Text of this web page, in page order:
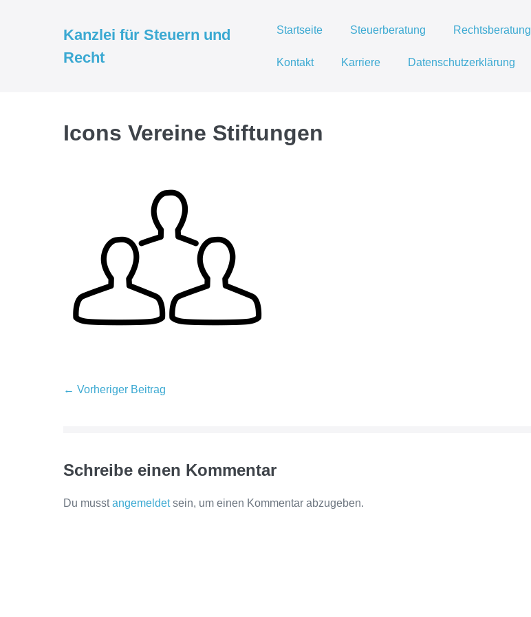
Kanzlei für Steuern und
Recht
Startseite Steuerberatung Rechtsberatung
Kontakt Karriere Datenschutzerklärung
Icons Vereine Stiftungen
Beitragsnavigation
← Vorheriger Beitrag
Schreibe einen Kommentar
Du musstangemeldetsein, um einen Kommentar abzugeben.